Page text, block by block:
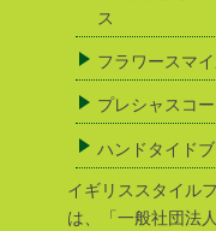
ス
フラワースマ
プレシャスコー
ハンドタイド
イギリススタイル
は、「一般社団法